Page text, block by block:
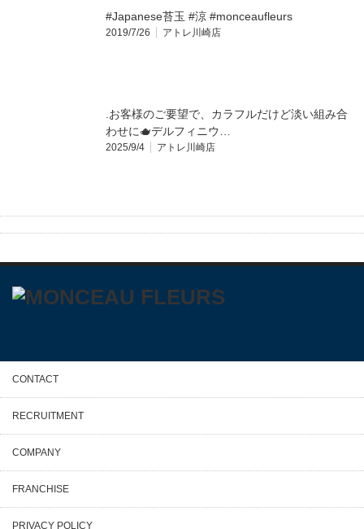
#Japanese苔玉 #涼 #monceaufleurs
2019/7/26 アトレ川崎店
.お客様のご要望で、カラフルだけど淡い組み合
わせに🫖デルフィニウ…
2025/9/4 アトレ川崎店
CONTACT
RECRUITMENT
COMPANY
FRANCHISE
PRIVACY POLICY